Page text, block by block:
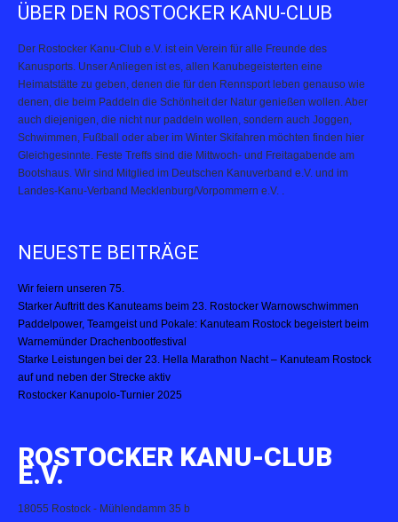
ÜBER DEN ROSTOCKER KANU-CLUB
Der Rostocker Kanu-Club e.V. ist ein Verein für alle Freunde des
Kanusports. Unser Anliegen ist es, allen Kanubegeisterten eine
Heimatstätte zu geben, denen die für den Rennsport leben genauso wie
denen, die beim Paddeln die Schönheit der Natur genießen wollen. Aber
auch diejenigen, die nicht nur paddeln wollen, sondern auch Joggen,
Schwimmen, Fußball oder aber im Winter Skifahren möchten finden hier
Gleichgesinnte. Feste Treffs sind die Mittwoch- und Freitagabende am
Bootshaus. Wir sind Mitglied im Deutschen Kanuverband e.V. und im
Landes-Kanu-Verband Mecklenburg/Vorpommern e.V. .
NEUESTE BEITRÄGE
Wir feiern unseren 75.
Starker Auftritt des Kanuteams beim 23. Rostocker Warnowschwimmen
Paddelpower, Teamgeist und Pokale: Kanuteam Rostock begeistert beim
Warnemünder Drachenbootfestival
Starke Leistungen bei der 23. Hella Marathon Nacht – Kanuteam Rostock
auf und neben der Strecke aktiv
Rostocker Kanupolo-Turnier 2025
ROSTOCKER KANU-CLUB
E.V.
18055 Rostock - Mühlendamm 35 b